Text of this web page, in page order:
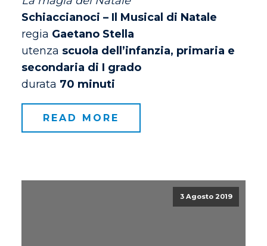
Schiaccianoci – Il Musical di Natale
regia Gaetano Stella
utenza scuola dell’infanzia, primaria e
secondaria di I grado
durata 70 minuti
READ MORE
3 Agosto 2019